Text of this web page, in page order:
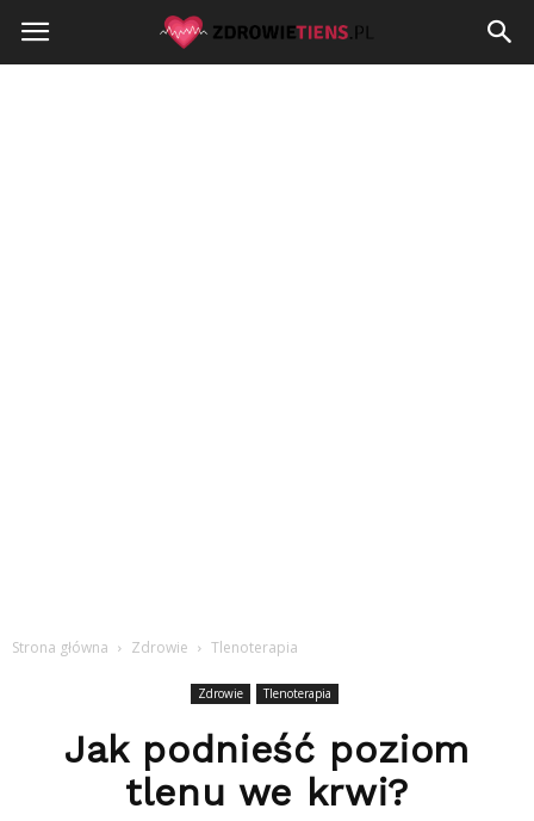
Zdrowietiens.pl
Strona główna Zdrowie Tlenoterapia
Zdrowie Tlenoterapia
Jak podnieść poziom
tlenu we krwi?